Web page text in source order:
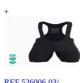
+